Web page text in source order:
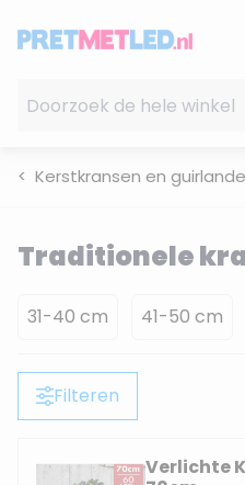
Kerstkransen en
Traditionele
31-40 cm 41-50 cm
Filteren
Verlichte